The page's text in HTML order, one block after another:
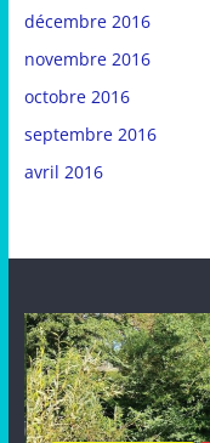
décembre 2016
novembre 2016
octobre 2016
septembre 2016
avril 2016